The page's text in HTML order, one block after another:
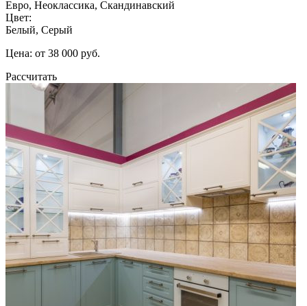
Евро, Неоклассика, Скандинавский
Цвет:
Белый, Серый
Цена: от 38 000 руб.
Рассчитать